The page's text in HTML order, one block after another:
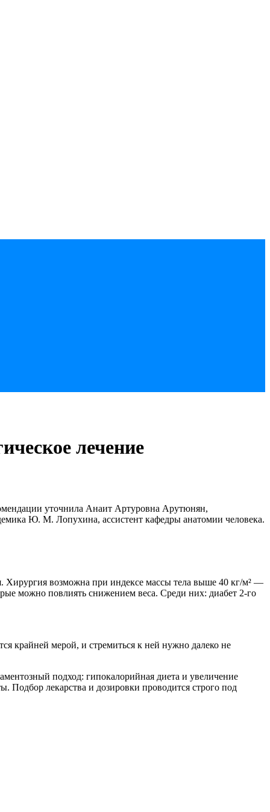
лечение
уточнила Анаит Артуровна Арутюнян,
Ю. М. Лопухина, ассистент кафедры анатомии человека.
Хирургия возможна при индексе массы тела выше 40 кг/м² —
можно повлиять снижением веса. Среди них: диабет 2‑го
крайней мерой, и стремиться к ней нужно далеко не
подход: гипокалорийная диета и увеличение
Подбор лекарства и дозировки проводится строго под